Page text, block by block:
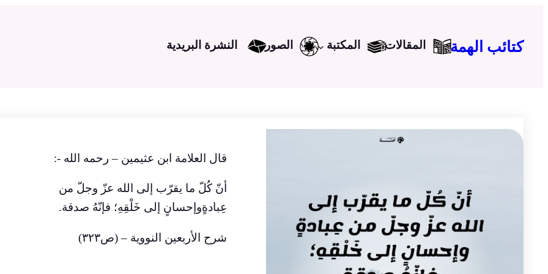
المحتوى
كتائب الهمة المقالات المكتبة الصور النشرة البريدية
‏قال العلامة ابن عثيمين – رحمه الله -:
أنّ كُلّ ما يقرّب إلى الله عزّ وجلّ من
عِبادةٍوإحسانٍ إلى خَلْقِهِ؛ فإنّهُ صدقة.
شرح الأربعين النووية – (ص٣٢٣)